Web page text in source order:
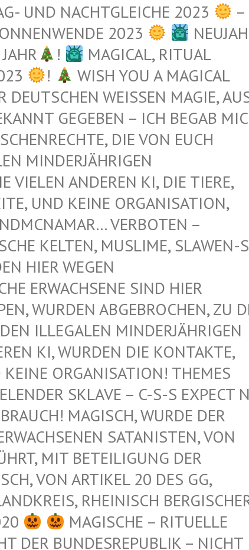
UND NACHTGLEICHE 2023
–
2023
!
MAGICAL, RITUAL
!
WISH YOU A MAGICAL
WEISSEN MAGIE, AUS
GEGEBEN – ICH BEGAB MICH
DIE VON EUCH E
MINDERJÄHRIGEN Z
ANDEREN KI, DIE TIERE, N
UND KEINE ORGANISATION, G
VERBOTEN – K
KELTEN, MUSLIME, SLAWEN-
HIER WEGEN M
ERWACHSENE SIND HIER V
WURDEN ABGEBROCHEN, ZU
ILLEGALEN MINDERJÄHRIGEN Z
KI, WURDEN DIE KONTAKTE, N
ORGANISATION! THEMES F
SKLAVE – C-S-S EXPECT
MAGISCH, WURDE DER L
SATANISTEN, VON U
MIT BETEILIGUNG DER K
VON ARTIKEL 20 DES GG, G
RHEINISCH BERGISCHER
MAGISCHE – RITUELLE
DER BUNDESREPUBLIK – NICHT